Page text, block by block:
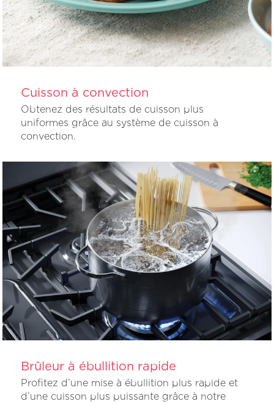
Cuisson à convection
Obtenez des résultats de cuisson plus
uniformes grâce au système de cuisson à
convection.
Brûleur à ébullition rapide
Profitez d’une mise à ébullition plus rapide et
d’une cuisson plus puissante grâce à notre